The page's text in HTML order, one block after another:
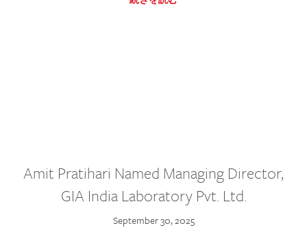
Amit Pratihari Named Managing Director,
GIA India Laboratory Pvt. Ltd.
September 30, 2025